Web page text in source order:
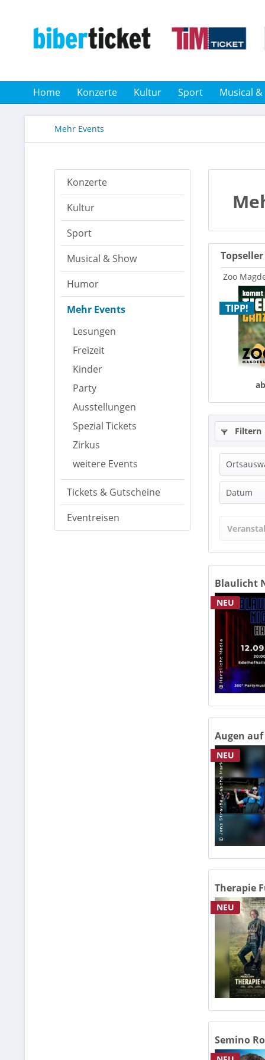
Home Konzerte Kultur Sport Musical &
Mehr Events
Konzerte
Kultur
Sport
Musical & Show
Humor
Mehr Events
Lesungen
Freizeit
Kinder
Party
Ausstellungen
Spezial Tickets
Zirkus
weitere Events
Tickets & Gutscheine
Eventreisen
TIPP!
Zoo
Filtern
Alte
Burg
Burg
cCe
Datum
NEU
Blaulicht
NEU
Augen auf
NEU
Therapie
Semino